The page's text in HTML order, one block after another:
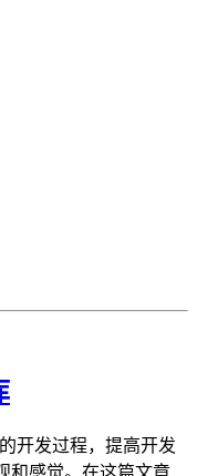
开发过程，提高开发
和感觉。在这篇文章